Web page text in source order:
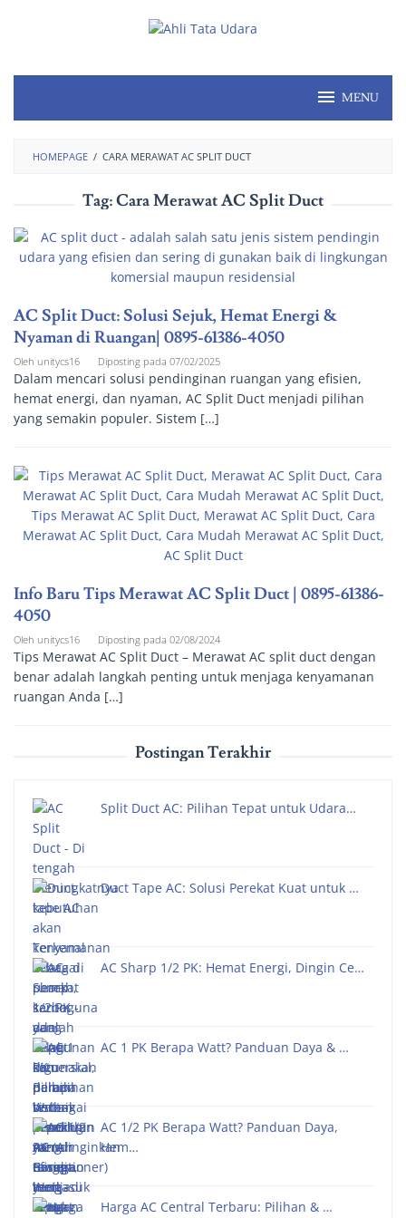
MENU
HOMEPAGE / CARA MERAWAT AC SPLIT DUCT
Tag:Cara Merawat AC Split Duct
AC Split Duct: Solusi Sejuk, Hemat Energi &
Nyaman di Ruangan| 0895-61386-4050
Oleh unitycs16 Diposting pada 07/02/2025
Dalam mencari solusi pendinginan ruangan yang efisien,
hemat energi, dan nyaman, AC Split Duct menjadi pilihan
yang semakin populer. Sistem […]
Info Baru Tips Merawat AC Split Duct | 0895-61386-
4050
Oleh unitycs16 Diposting pada 02/08/2024
Tips Merawat AC Split Duct – Merawat AC split duct dengan
benar adalah langkah penting untuk menjaga kenyamanan
ruangan Anda […]
Postingan Terakhir
Split Duct AC: Pilihan Tepat untuk Udara…
Duct Tape AC: Solusi Perekat Kuat untuk …
AC Sharp 1/2 PK: Hemat Energi, Dingin Ce…
AC 1 PK Berapa Watt? Panduan Daya & …
AC 1/2 PK Berapa Watt? Panduan Daya,
Hem…
Harga AC Central Terbaru: Pilihan & …